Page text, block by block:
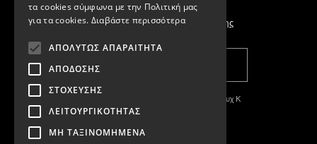
Αποδέχομαι τους όρους χρήσης
Copyright © 2011-2026 Κασπαριάν Σεμπουχ Κ
With
ΓΕΜΗ:57327504000
τα cookies σύμφωνα με την Πολιτική μας
για τα cookies. Διαβάστε περισσότερα
ΑΠΟΛΎΤΩΣ ΑΠΑΡΑΊΤΗΤΑ
ΑΠΌΔΟΣΗΣ
ΣΤΌΧΕΥΣΗΣ
ΛΕΙΤΟΥΡΓΙΚΌΤΗΤΑΣ
ΜΗ ΤΑΞΙΝΟΜΗΜΈΝΑ